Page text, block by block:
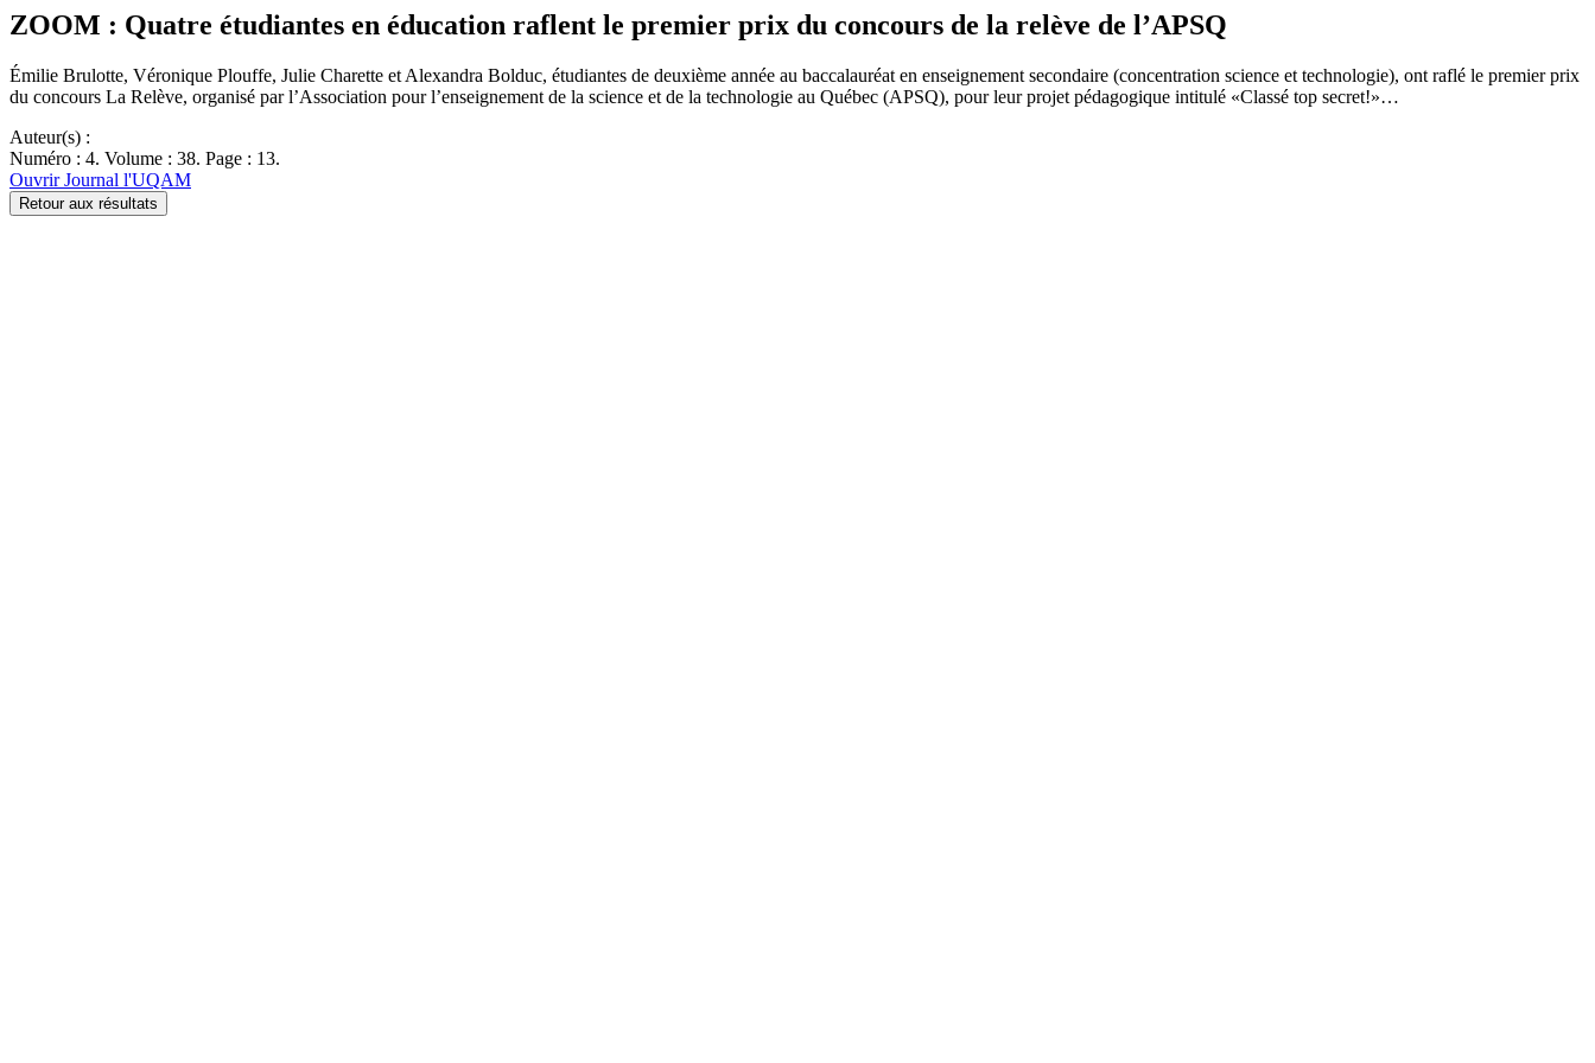
ZOOM : Quatre étudiantes en éducation raflent le premier prix du concours de la relève de l’APSQ
Émilie Brulotte, Véronique Plouffe, Julie Charette et Alexandra Bolduc, étudiantes de deuxième année au baccalauréat en enseignement secondaire (concentration science et technologie), ont raflé le premier prix
du concours La Relève, organisé par l’Association pour l’enseignement de la science et de la technologie au Québec (APSQ), pour leur projet pédagogique intitulé «Classé top secret!»…
Auteur(s) :
Numéro : 4. Volume : 38. Page : 13.
Ouvrir Journal l'UQAM
Retour aux résultats